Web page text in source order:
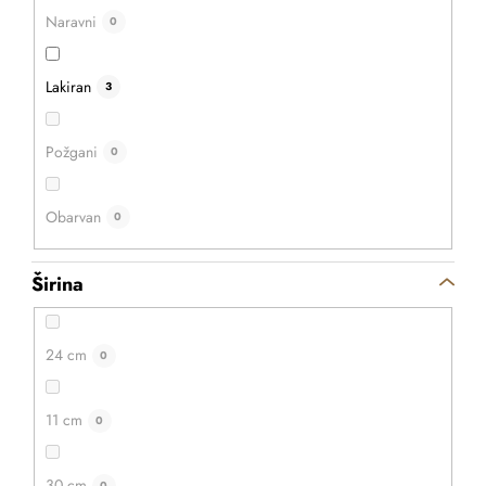
Naravni 0
Lakiran 3
Požgani 0
Obarvan 0
Širina
24 cm 0
11 cm 0
6,20 €
7,80 €